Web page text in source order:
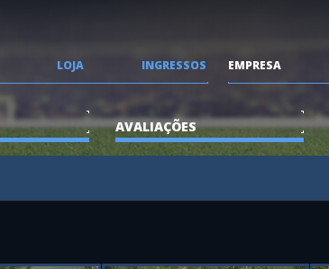
LOJA INGRESSOS EMPRESA
AVALIAÇÕES